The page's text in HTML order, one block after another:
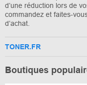
d’une réduction lors de
commandez et faites-
d’achat.
TONER.FR
Boutiques